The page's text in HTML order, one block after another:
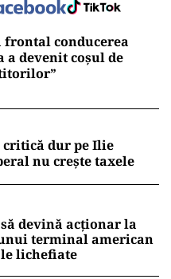
frontal conducerea
a devenit coșul de
critică dur pe Ilie
nu crește taxele
devină acționar la
terminal american
lichefiate